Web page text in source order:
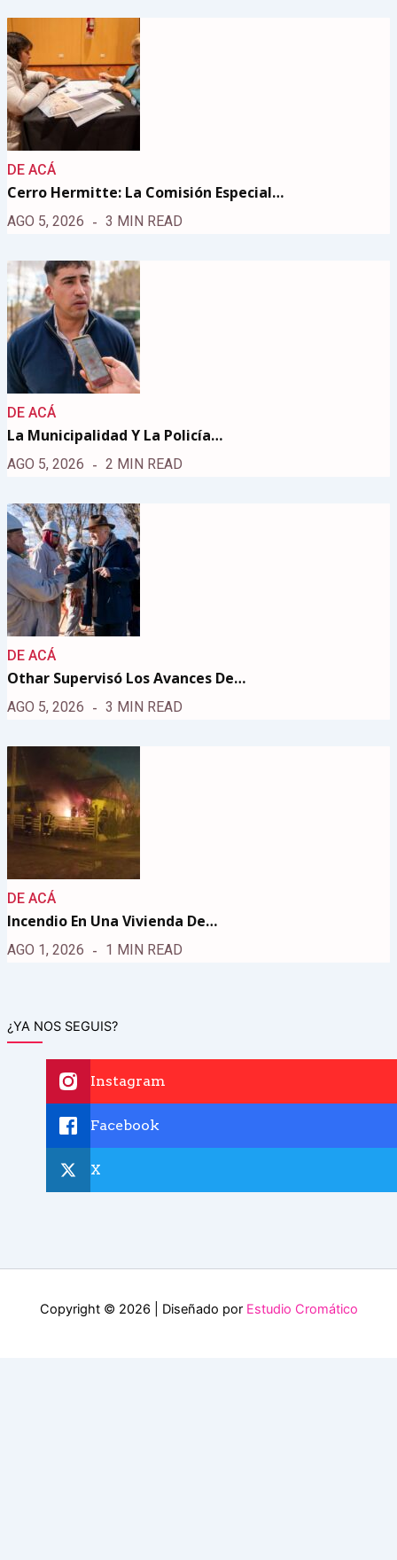
DE ACÁ
Cerro Hermitte: La Comisión Especial…
AGO 5, 2026 3 MIN READ
DE ACÁ
La Municipalidad Y La Policía…
AGO 5, 2026 2 MIN READ
DE ACÁ
Othar Supervisó Los Avances De…
AGO 5, 2026 3 MIN READ
DE ACÁ
Incendio En Una Vivienda De…
AGO 1, 2026 1 MIN READ
¿YA NOS SEGUIS?
Instagram
Facebook
X
Copyright © 2026 | Diseñado por Estudio Cromático